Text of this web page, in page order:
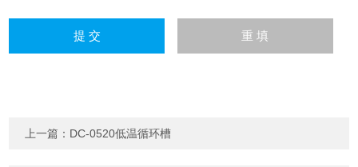
上一篇： DC-0520低温循环槽